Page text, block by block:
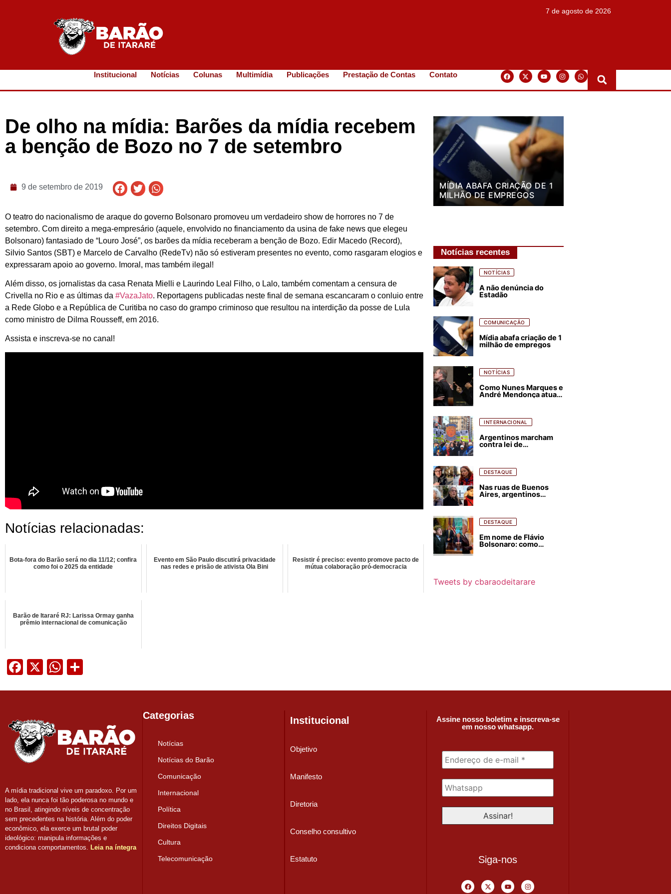
7 de agosto de 2026
Institucional Notícias Colunas Multimídia Publicações Prestação de Contas Contato
De olho na mídia: Barões da mídia recebem
a benção de Bozo no 7 de setembro
9 de setembro de 2019
O teatro do nacionalismo de araque do governo Bolsonaro promoveu um verdadeiro show de horrores no 7 de
setembro. Com direito a mega-empresário (aquele, envolvido no financiamento da usina de fake news que elegeu
Bolsonaro) fantasiado de “Louro José”, os barões da mídia receberam a benção de Bozo. Edir Macedo (Record),
Silvio Santos (SBT) e Marcelo de Carvalho (RedeTv) não só estiveram presentes no evento, como rasgaram elogios e
expressaram apoio ao governo. Imoral, mas também ilegal!
Além disso, os jornalistas da casa Renata Mielli e Laurindo Leal Filho, o Lalo, também comentam a censura de
Crivella no Rio e as últimas da #VazaJato. Reportagens publicadas neste final de semana escancaram o conluio entre
a Rede Globo e a República de Curitiba no caso do grampo criminoso que resultou na interdição da posse de Lula
como ministro de Dilma Rousseff, em 2016.
Assista e inscreva-se no canal!
Notícias relacionadas:
Bota-fora do Barão será no dia 11/12; confira
como foi o 2025 da entidade
Evento em São Paulo discutirá privacidade
nas redes e prisão de ativista Ola Bini
Resistir é preciso: evento promove pacto de
mútua colaboração pró-democracia
Barão de Itararé RJ: Larissa Ormay ganha
prêmio internacional de comunicação
Facebook
X WhatsApp
MÍDIA ABAFA CRIAÇÃO DE 1
MILHÃO DE EMPREGOS
Notícias recentes
NOTÍCIAS
A não denúncia do
Estadão
COMUNICAÇÃO
Mídia abafa criação de 1
milhão de empregos
NOTÍCIAS
Como Nunes Marques e
André Mendonça atuam
INTERNACIONAL
Argentinos marcham
contra lei de
florestais
DESTAQUE
Nas ruas de Buenos
Aires, argentinos
DESTAQUE
Em nome de Flávio
Bolsonaro: como
Tweets by cbaraodeitarare
A mídia tradicional vive um paradoxo. Por um
lado, ela nunca foi tão poderosa no mundo e
no Brasil, atingindo níveis de concentração
sem precedentes na história. Além do poder
econômico, ela exerce um brutal poder
ideológico: manipula informações e
condiciona comportamentos. Leia na íntegra
Categorias
Notícias
Notícias do Barão
Comunicação
Internacional
Política
Direitos Digitais
Cultura
Telecomunicação
Institucional
Objetivo
Manifesto
Diretoria
Conselho consultivo
Estatuto
Assine nosso boletim e inscreva-se
em nosso whatsapp.
Siga-nos